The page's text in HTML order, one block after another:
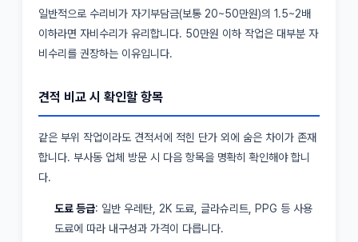
일반적으로 수리비가 자기부담금(보통 20~50만원)의 1.5~2배
이하라면 자비수리가 유리합니다. 50만원 이하 작업은 대부분 자
비수리를 권장하는 이유입니다.
견적 비교 시 확인할 항목
같은 부위 작업이라도 견적서에 적힌 단가 외에 숨은 차이가 존재
합니다. 부사동 업체 방문 시 다음 항목을 명확히 확인해야 합니
다.
도료 등급: 일반 우레탄, 2K 도료, 글라슈리트, PPG 등 사용
도료에 따라 내구성과 가격이 다릅니다.